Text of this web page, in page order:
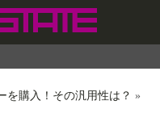
を購入！その汎用性は？ »